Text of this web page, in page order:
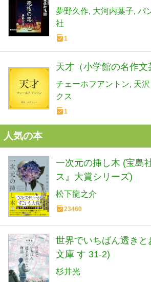
夢野久作 大河内葉子 パ
社
1
天才（小学館の名作
チェーホフアントン 天
クス
1
人気の本
一次元の挿し木 (宝島
ス』大賞シリーズ)
松下龍之介
23460
世界でいちばん透きと
文庫 す 31-2)
杉井光